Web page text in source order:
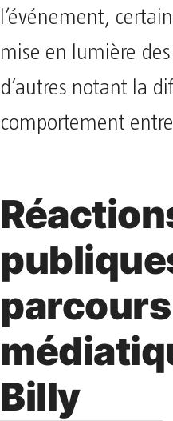
l’événement,
mise en lumière
d’autres notant la
comportement
parcours
Billy